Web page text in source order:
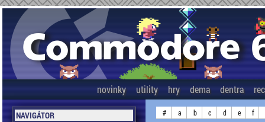
novinky utility hry dema dentra
NAVIGÁTOR # a b c d e f